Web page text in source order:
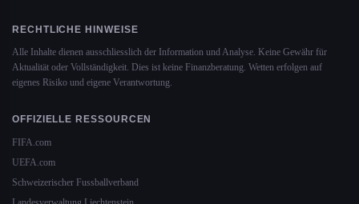
RECHTLICHE HINWEISE
Alle Inhalte dienen ausschliesslich der Information und Analyse. Keine Gewähr für
Aktualität oder Vollständigkeit. Dies ist keine Finanzberatung. Wetten erfolgen auf
eigenes Risiko und eigene Verantwortung.
OFFIZIELLE RESSOURCEN
FIFA.com
UEFA.com
Schweizerischer Fussballverband